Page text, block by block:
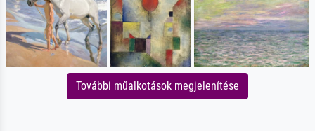
További műalkotások megjelenítése